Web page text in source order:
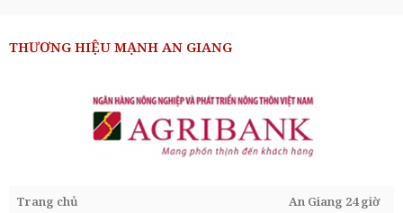
THƯƠNG HIỆU MẠNH AN GIANG
Trang chủ
An Giang 24 giờ